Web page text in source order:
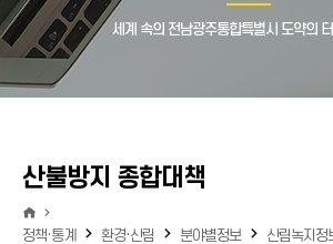
세계 속의 전남광주통합특별시 도약의
산불방지 종합대책
정책·통계 환경·산림 분야별정보 산림녹지정